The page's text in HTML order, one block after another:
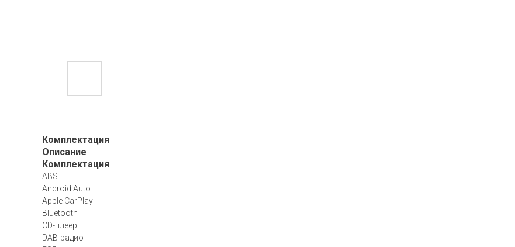
Комплектация
Описание
Комплектация
ABS
Android Auto
Apple CarPlay
Bluetooth
CD-плеер
DAB-радио